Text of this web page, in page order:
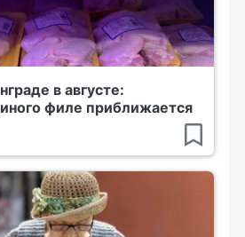
в августе:
филе приближается